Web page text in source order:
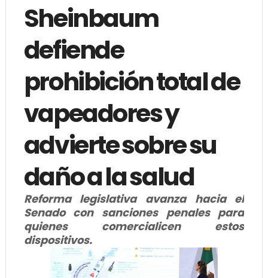
Sheinbaum
defiende
prohibición total de
vapeadores y
advierte sobre su
daño a la salud
Reforma legislativa avanza hacia el
Senado con sanciones penales para
quienes comercialicen estos
dispositivos.